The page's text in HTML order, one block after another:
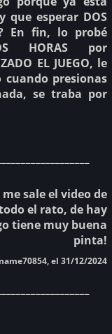
que esperar DOS
En fin, lo probé
HORAS por
EL JUEGO, le
presionas
se traba por
sale el video de
el rato, de hay
tiene muy buena
pinta!
el 31/12/2024